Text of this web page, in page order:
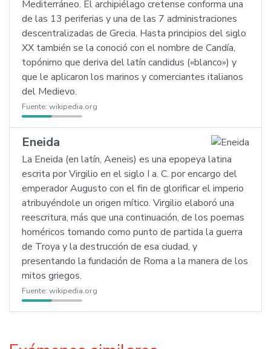
Mediterráneo. El archipiélago cretense conforma una
de las 13 periferias y una de las 7 administraciones
descentralizadas de Grecia. Hasta principios del siglo
XX también se la conoció con el nombre de Candía,
topónimo que deriva del latín candidus («blanco») y
que le aplicaron los marinos y comerciantes italianos
del Medievo.
Fuente: wikipedia.org
Eneida
La Eneida (en latín, Aeneis) es una epopeya latina
escrita por Virgilio en el siglo I a. C. por encargo del
emperador Augusto con el fin de glorificar el imperio
atribuyéndole un origen mítico. Virgilio elaboró una
reescritura, más que una continuación, de los poemas
homéricos tomando como punto de partida la guerra
de Troya y la destrucción de esa ciudad, y
presentando la fundación de Roma a la manera de los
mitos griegos.
Fuente: wikipedia.org